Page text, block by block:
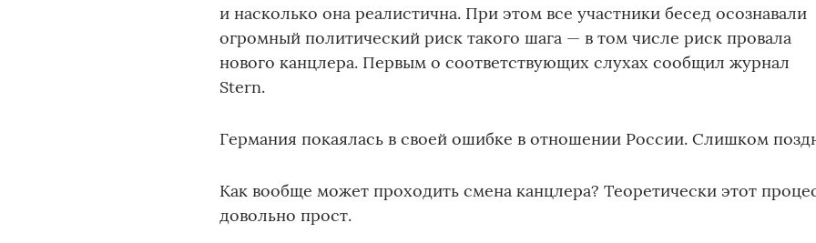
и насколько она реалистична. При этом все участники бесед осознавали
огромный политический риск такого шага — в том числе риск провала
нового канцлера. Первым о соответствующих слухах сообщил журнал
Stern.
Германия покаялась в своей ошибке в отношении России. Слишком
Как вообще может проходить смена канцлера? Теоретически этот
довольно прост.